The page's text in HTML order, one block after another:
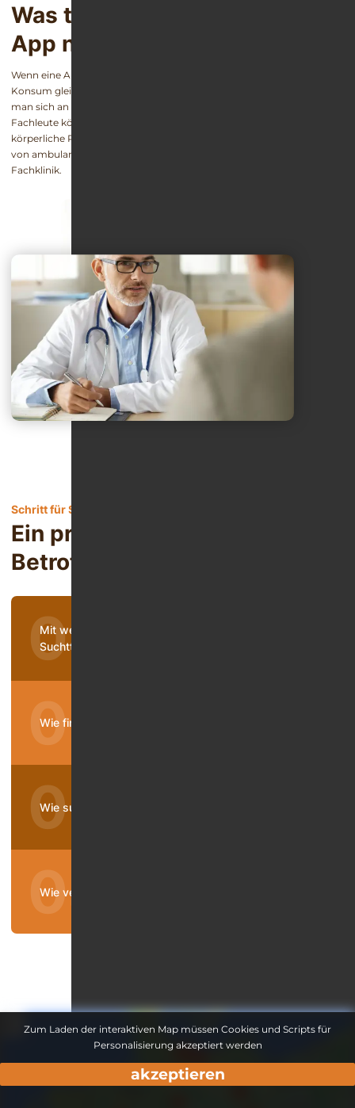
Was tun, wenn eine Alkohol-
App nicht hilft?
Wenn eine App trotz konsequenter Nutzung nicht hilft und der
Konsum gleichbleibt oder steigt, ist das ein Warnsignal. Dann sollte
man sich an seinen Hausarzt oder eine Suchtberatungsstelle wenden.
Fachleute können klären, ob bereits eine Abhängigkeit besteht, ob
körperliche Risiken vorliegen und welche Behandlungsform passt –
von ambulanter Beratung bis zum Entzug in einer spezialisierten
Fachklinik.
Schritt für Schritt aus der Sucht
Ein praktischer Leitfaden für
Betroffene
Mit welchen Maßnahmen beginne ich die
Suchttherapie?
Wie finde ich die richtige gesetzliche Suchtklinik?
Wie suche ich eine passende Privatklinik?
Wie verhalte ich mich bei einem Rückfall?
Zum Laden der interaktiven Map müssen Cookies und Scripts für
Personalisierung akzeptiert werden
akzeptieren